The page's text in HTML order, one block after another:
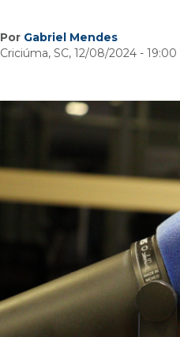
Por Gabriel Mendes
Criciúma, SC, 12/08/2024 - 19:00